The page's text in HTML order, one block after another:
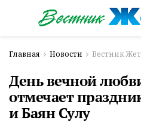
Главная Новости Вестник
День вечной
отмечает
и Баян Сулу